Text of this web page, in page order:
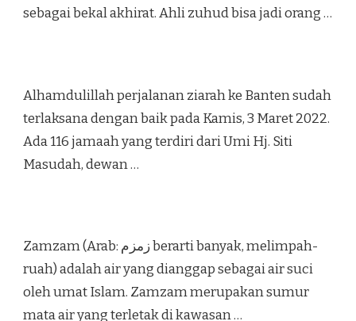
sebagai bekal akhirat. Ahli zuhud bisa jadi orang …
Alhamdulillah perjalanan ziarah ke Banten sudah
terlaksana dengan baik pada Kamis, 3 Maret 2022.
Ada 116 jamaah yang terdiri dari Umi Hj. Siti
Masudah, dewan …
Zamzam (Arab: زمزم‎ berarti banyak, melimpah-
ruah) adalah air yang dianggap sebagai air suci
oleh umat Islam. Zamzam merupakan sumur
mata air yang terletak di kawasan …